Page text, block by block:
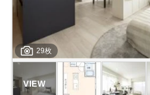
29枚